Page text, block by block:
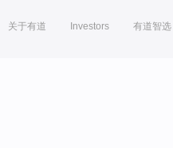
关于有道 Investors 有道智选